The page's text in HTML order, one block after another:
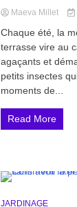
Maeva Millet
Chaque été, la
terrasse vire au
agaçants et
petits insectes
moments de...
Read More
JARDINAGE